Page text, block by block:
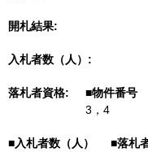
開札結果
入札者数（人）
落札者資格
3，4